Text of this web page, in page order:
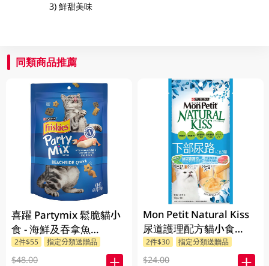
3) 鮮甜美味
同類商品推薦
喜躍 Partymix 鬆脆貓小
食 - 海鮮及吞拿魚
170GM
2件$55 指定分類送贈品
$48.00
Mon Petit Natural Kiss
尿道護理配方貓小食
40GM
2件$30 指定分類送贈品
$24.00